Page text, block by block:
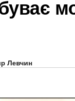
Левчин